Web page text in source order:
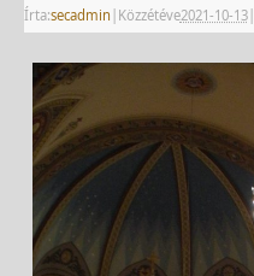
Írta:secadmin | Közzétéve2021-10-13|